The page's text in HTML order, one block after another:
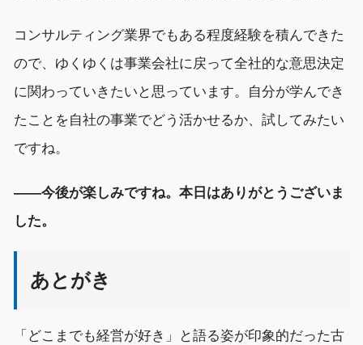
コンサルティング業界でもある程度経験を積んできた
ので、 ゆくゆくは事業会社に戻って全社的な意思決定
に関わっていきたい と思っています。
自分が学んでき
たことを自社の事業でどう活かせるか、試してみたい
ですね。
――今後が楽しみですね。本日はありがとうございま
した。
あとがき
「 どこまでも経営が好き 」 と語る姿が印象的だった古